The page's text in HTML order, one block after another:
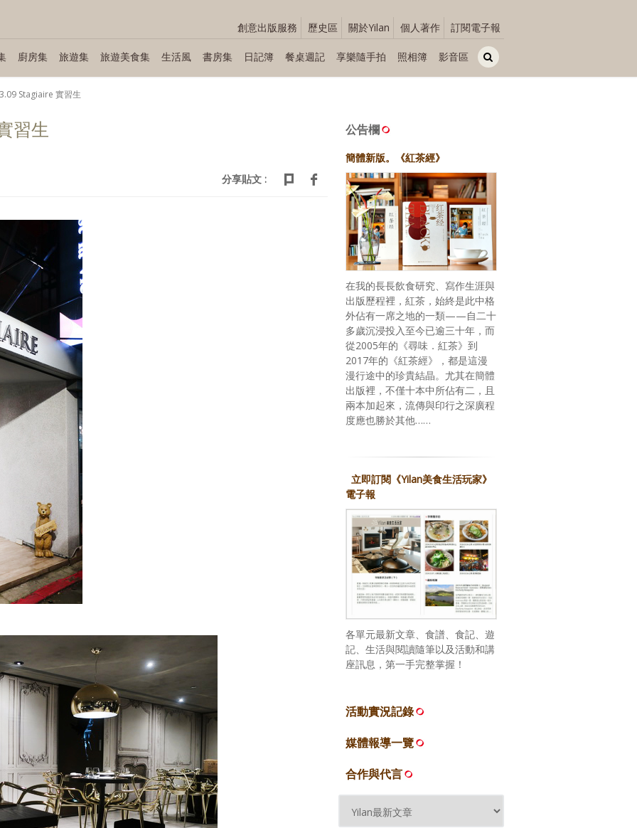
創意出版服務 歷史區 關於Yilan 個人著作 訂閱電子報
廚房集 旅遊集 旅遊美食集 生活風 書房集 日記簿 餐桌週記 享樂隨手拍 照相簿 影音區
Stagiaire 實習生
習生
分享貼文 :
公告欄
簡體新版。《紅茶經》
在我的長長飲食研究、寫作生涯與
出版歷程裡，紅茶，始終是此中格
外佔有一席之地的一類——自二十
多歲沉浸投入至今已逾三十年，而
從2005年的《尋味．紅茶》到
2017年的《紅茶經》，都是這漫
漫行途中的珍貴結晶。尤其在簡體
出版裡，不僅十本中所佔有二，且
兩本加起來，流傳與印行之深廣程
度應也勝於其他……
立即訂閱《Yilan美食生活玩家》
電子報
各單元最新文章、食譜、食記、遊
記、生活與閱讀隨筆以及活動和講
座訊息，第一手完整掌握！
活動實況記錄
媒體報導一覽
合作與代言